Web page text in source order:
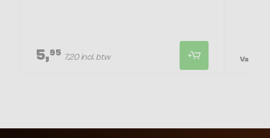
5,95 7,20 incl. btw Vanaf